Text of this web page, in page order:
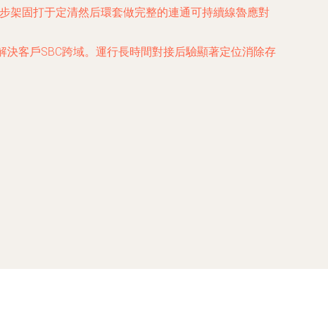
架固打于定清然后環套做完整的連通可持續線魯應對
客戶SBC跨域。運行長時間對接后驗顯著定位消除存